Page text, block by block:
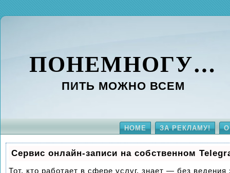
ПОНЕМНОГУ…
ПИТЬ МОЖНО ВСЕМ
HOME ЗА РЕКЛАМУ!
Сервис онлайн-записи на собственном
Тот, кто работает в сфере услуг, знает — без